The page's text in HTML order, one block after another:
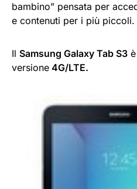
bambino” pensata per
e contenuti per i più piccoli.
Il Samsung Galaxy Tab S3 è
versione 4G/LTE.